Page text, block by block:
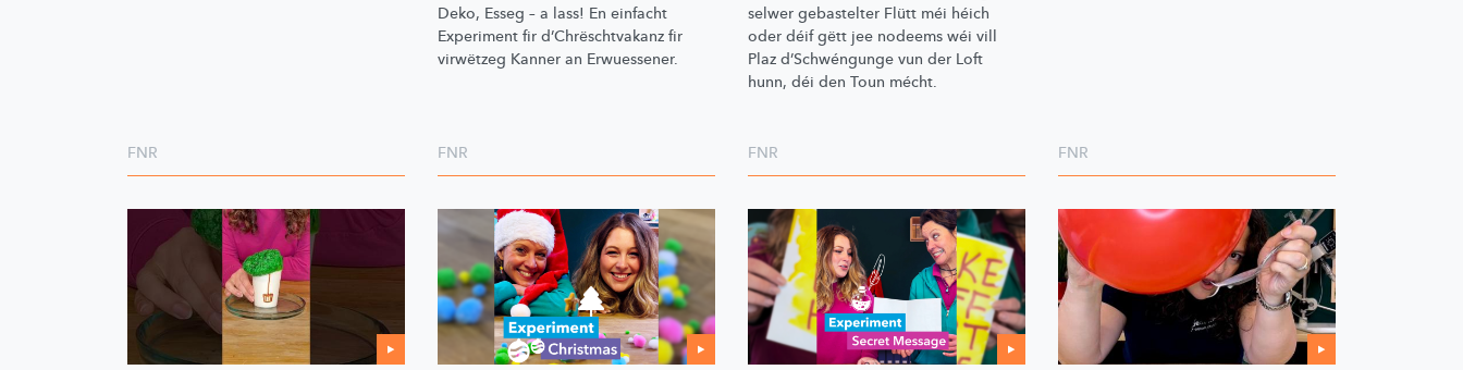
FNR
Deko, Esseg – a lass! En einfacht
Experiment fir d’Chrëschtvakanz fir
virwëtzeg Kanner an Erwuessener.
FNR
selwer gebastelter Flütt méi héich
oder déif gëtt jee nodeems wéi vill
Plaz d’Schwéngunge vun der Loft
hunn, déi den Toun mécht.
FNR FNR